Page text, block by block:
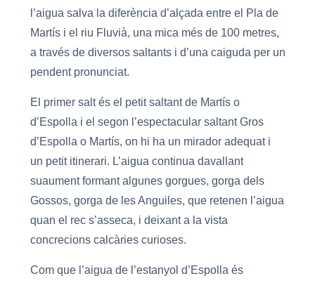
l’aigua salva la diferència d’alçada entre el Pla de
Martís i el riu Fluvià, una mica més de 100 metres,
a través de diversos saltants i d’una caiguda per un
pendent pronunciat.
El primer salt és el petit saltant de Martís o
d’Espolla i el segon l’espectacular saltant Gros
d’Espolla o Martís, on hi ha un mirador adequat i
un petit itinerari. L’aigua continua davallant
suaument formant algunes gorgues, gorga dels
Gossos, gorga de les Anguiles, que retenen l’aigua
quan el rec s’asseca, i deixant a la vista
concrecions calcàries curioses.
Com que l’aigua de l’estanyol d’Espolla és